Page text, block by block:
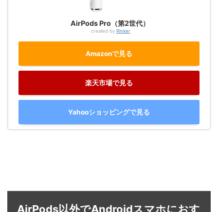
AirPods Pro（第2世代）
created by Rinker
Amazonで見る
楽天市場で見る
Yahooショッピングで見る
AirPods以外でAndroidスマホにおす